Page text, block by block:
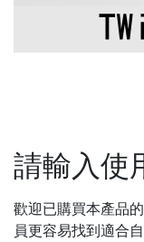
請輸入使
歡迎已購買本產品
員更容易找到適合